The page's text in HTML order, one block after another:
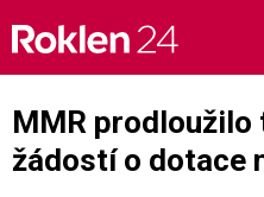
content
MMR
žádostí o dotace